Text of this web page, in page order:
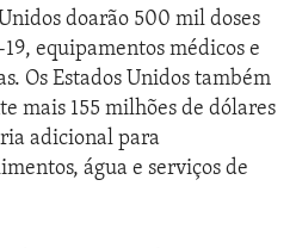
doarão 500 mil doses
equipamentos médicos e
Os Estados Unidos também
mais 155 milhões de dólares
adicional para
água e serviços de